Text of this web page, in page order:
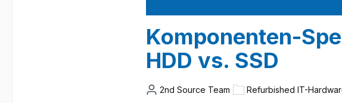
Komponenten-
HDD vs. SSD
2nd Source Team Refurbished IT-